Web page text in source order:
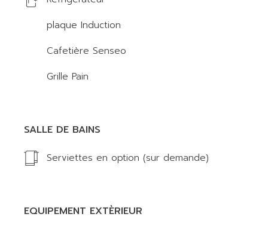
plaque Induction
Cafetière Senseo
Grille Pain
SALLE DE BAINS
Serviettes en option (sur demande)
EQUIPEMENT EXTÈRIEUR